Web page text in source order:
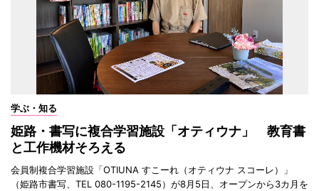
学ぶ・知る
姫路・書写に複合学習施設「オティウナ」 教育書
と工作機材そろえる
会員制複合学習施設「OTIUNA すこーれ（オティウナ スコーレ）」
（姫路市書写、TEL 080-1195-2145）が8月5日、オープンから3カ月を